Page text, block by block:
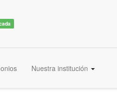
Nuestra institución